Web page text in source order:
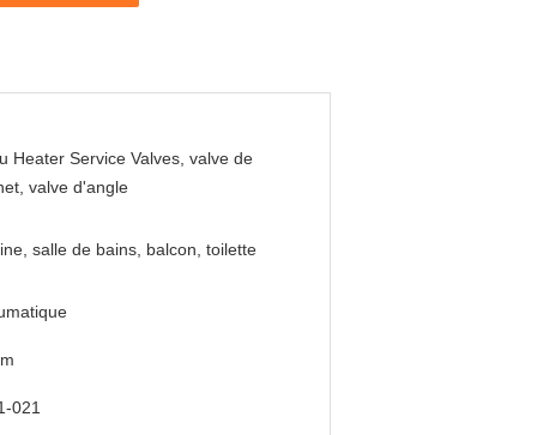
Heater Service Valves, valve de
valve d'angle
salle de bains, balcon, toilette
021